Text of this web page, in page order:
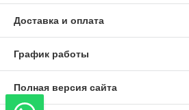
Доставка и оплата
График работы
Полная версия сайта